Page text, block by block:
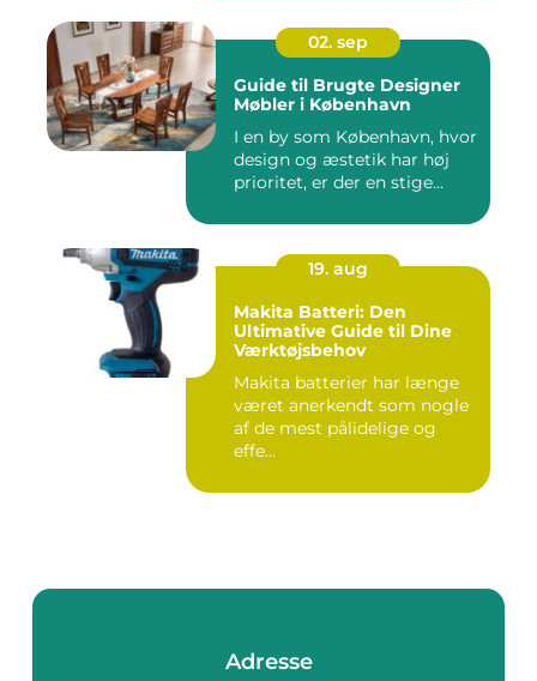
02. sep
Guide til Brugte Designer
Møbler i København
I en by som København, hvor
design og æstetik har høj
prioritet, er der en stige...
19. aug
Makita Batteri: Den
Ultimative Guide til Dine
Værktøjsbehov
Makita batterier har længe
været anerkendt som nogle
af de mest pålidelige og
effe...
Adresse